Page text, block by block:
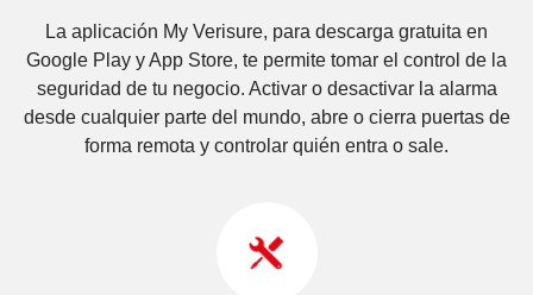
La aplicación My Verisure, para descarga gratuita en
Google Play y App Store, te permite tomar el control de la
seguridad de tu negocio. Activar o desactivar la alarma
desde cualquier parte del mundo, abre o cierra puertas de
forma remota y controlar quién entra o sale.